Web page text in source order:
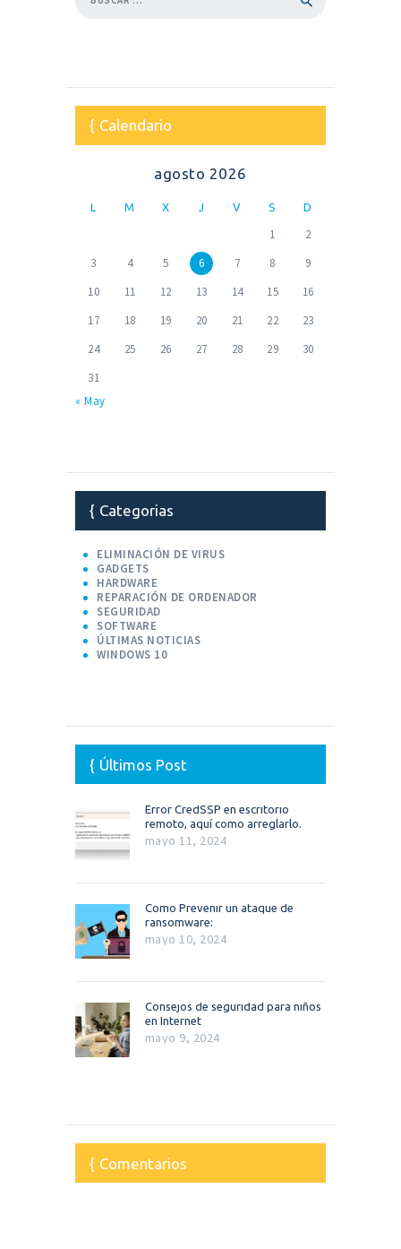
Calendario
agosto 2026
L M X J V S D
1
2
3
4 5 6 7 8
9
10
11 12 13 14 15
16
17
18 19 20 21 22
23
24
25 26 27 28 29
30
31
« May
Categorias
ELIMINACIÓN DE VIRUS
GADGETS
HARDWARE
REPARACIÓN DE ORDENADOR
SEGURIDAD
SOFTWARE
ÚLTIMAS NOTICIAS
WINDOWS 10
Últimos Post
Error CredSSP en escritorio
remoto, aquí como arreglarlo.
mayo 11, 2024
Como Prevenir un ataque de
ransomware:
mayo 10, 2024
Consejos de seguridad para niños
en Internet
mayo 9, 2024
Comentarios